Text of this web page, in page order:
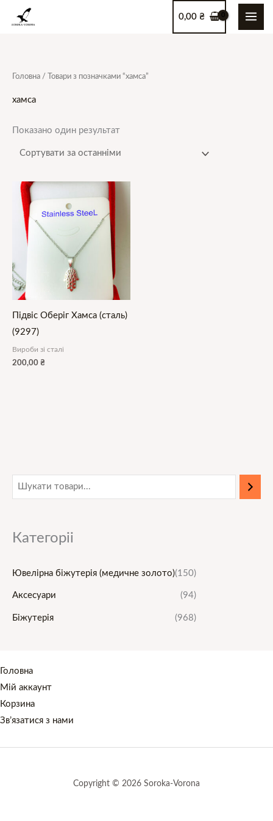
Перейти
0,00 ₴
Категоріі
Ювелірна біжутерія (медичне золото)(150)
Аксесуари (94)
Біжутерія (968)
Головна / Товари з позначками “хамса”
хамса
Показано один результат
Підвіс Оберіг Хамса (сталь)
(9297)
Вироби зі сталі
200,00 ₴
Головна
Мій аккаунт
Корзина
Зв’язатися з нами
Copyright © 2026 Soroka-Vorona